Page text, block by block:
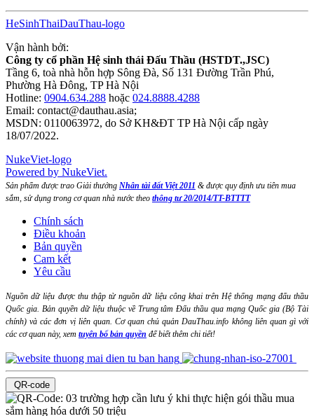
HeSinhThaiDauThau-logo
Vận hành bởi:
Công ty cổ phần Hệ sinh thái Đấu Thầu (HSTDT.,JSC)
Tầng 6, toà nhà hỗn hợp Sông Đà, Số 131 Đường Trần Phú,
Phường Hà Đông, TP Hà Nội
Hotline: 0904.634.288 hoặc 024.8888.4288
Email: contact@dauthau.asia;
MSDN: 0110063972, do Sở KH&ĐT TP Hà Nội cấp ngày
18/07/2022.
NukeViet-logo
Powered by NukeViet.
Sản phẩm được trao Giải thưởng Nhân tài đất Việt 2011 & được quy định ưu tiên mua
sắm, sử dụng trong cơ quan nhà nước theo thông tư 20/2014/TT-BTTTT
Chính sách
Điều khoản
Bản quyền
Cam kết
Yêu cầu
Nguồn dữ liệu được thu thập từ nguồn dữ liệu công khai trên Hệ thống mạng đấu thầu
Quốc gia. Bản quyền dữ liệu thuộc về Trung tâm Đấu thầu qua mạng Quốc gia (Bộ Tài
chính) và các đơn vị liên quan. Cơ quan chủ quản DauThau.info không liên quan gì với
các cơ quan này, xem tuyên bố bản quyền để biết thêm chi tiết!
QR-code